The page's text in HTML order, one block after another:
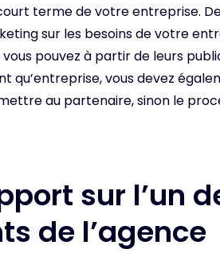
terme de votre entreprise.
sur les besoins de votre
pouvez à partir de leurs
qu’entreprise, vous devez
au partenaire, sinon le
sur l’un
de l’agence